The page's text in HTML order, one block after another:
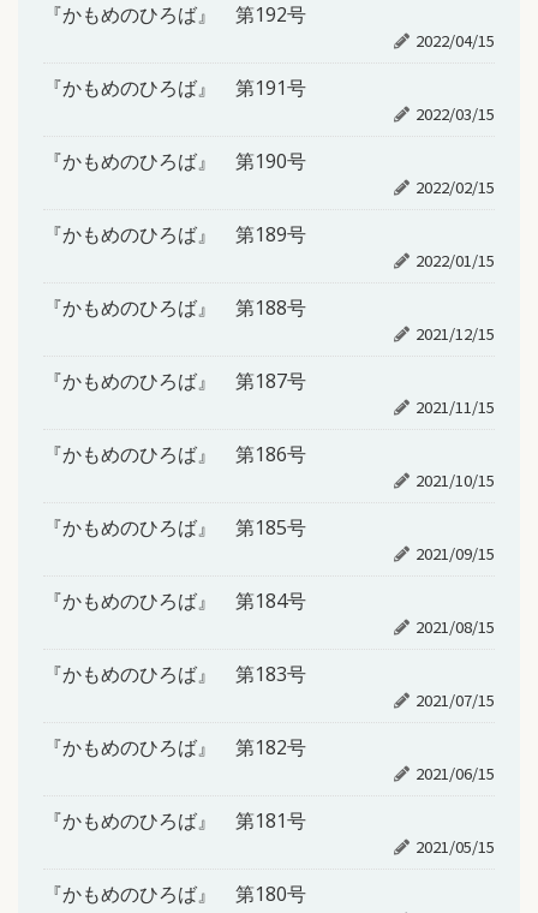
『かもめのひろば』 第192号
2022/04/15
『かもめのひろば』 第191号
2022/03/15
『かもめのひろば』 第190号
2022/02/15
『かもめのひろば』 第189号
2022/01/15
『かもめのひろば』 第188号
2021/12/15
『かもめのひろば』 第187号
2021/11/15
『かもめのひろば』 第186号
2021/10/15
『かもめのひろば』 第185号
2021/09/15
『かもめのひろば』 第184号
2021/08/15
『かもめのひろば』 第183号
2021/07/15
『かもめのひろば』 第182号
2021/06/15
『かもめのひろば』 第181号
2021/05/15
『かもめのひろば』 第180号